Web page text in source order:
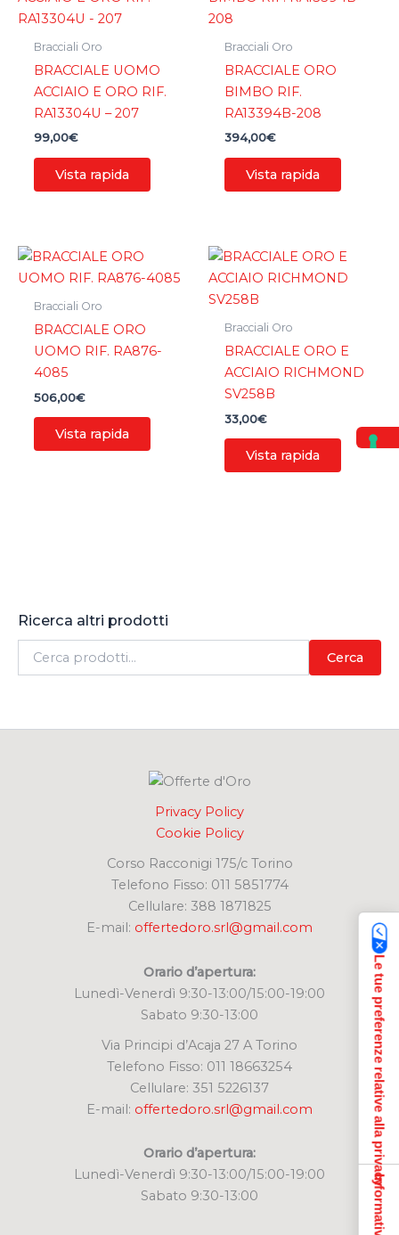
Ricerca altri prodotti
Cerca
Bracciali Oro
BRACCIALE UOMO
ACCIAIO E ORO RIF.
RA13304U – 207
99,00€
Vista rapida
Bracciali Oro
BRACCIALE ORO
BIMBO RIF.
RA13394B-208
394,00€
Vista rapida
Bracciali Oro
BRACCIALE ORO
UOMO RIF. RA876-
4085
506,00€
Vista rapida
Bracciali Oro
BRACCIALE ORO E
ACCIAIO RICHMOND
SV258B
33,00€
Vista rapida
Privacy Policy
Cookie Policy
Corso Racconigi 175/c Torino
Telefono Fisso: 011 5851774
Cellulare: 388 1871825
E-mail: offertedoro.srl@gmail.com
Orario d’apertura:
Lunedì-Venerdì 9:30-13:00/15:00-19:00
Sabato 9:30-13:00
Via Principi d’Acaja 27 A Torino
Telefono Fisso: 011 18663254
Cellulare: 351 5226137
E-mail: offertedoro.srl@gmail.com
Orario d’apertura:
Lunedì-Venerdì 9:30-13:00/15:00-19:00
Sabato 9:30-13:00
Le tue preferenze relative alla privacy